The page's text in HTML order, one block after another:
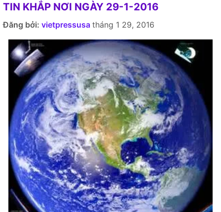
TIN KHẮP NƠI NGÀY 29-1-2016
Đăng bởi: vietpressusa tháng 1 29, 2016